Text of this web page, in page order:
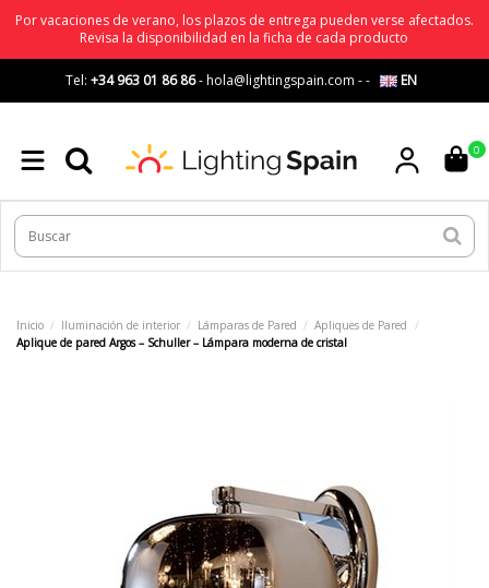
Por vacaciones de verano, los plazos de entrega pueden verse afectados.
Revisa la disponibilidad en la ficha de cada producto
Tel: +34 963 01 86 86-hola@lightingspain.com -- EN
0
Inicio Iluminación de interior Lámparas de Pared
Apliques de Pared
Aplique de pared Argos – Schuller – Lámpara moderna de cristal